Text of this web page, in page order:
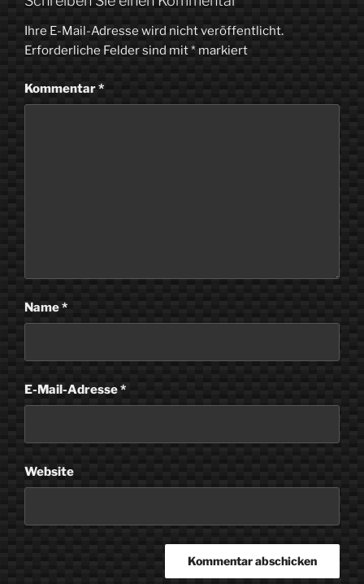
Ihre E-Mail-Adresse wird nicht veröffentlicht.
Erforderliche Felder sind mit* markiert
Kommentar*
Name*
E-Mail-Adresse*
Website